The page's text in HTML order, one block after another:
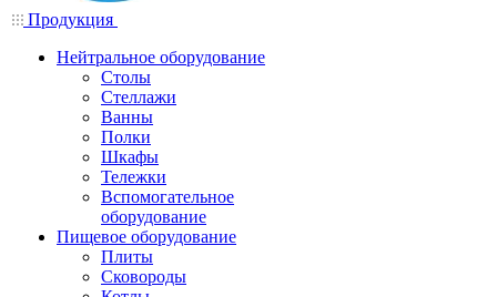
Продукция
Нейтральное оборудование
Столы
Стеллажи
Ванны
Полки
Шкафы
Тележки
Вспомогательное
оборудование
Пищевое оборудование
Плиты
Сковороды